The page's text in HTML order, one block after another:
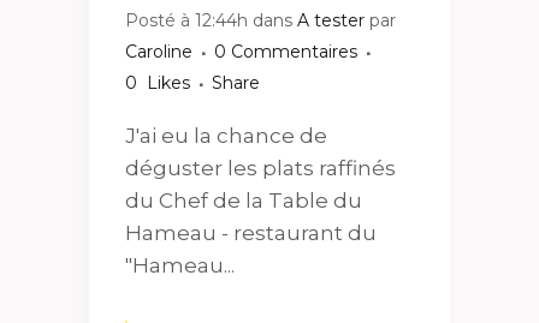
Posté à 12:44h dans A tester par
Caroline
0 Commentaires
0
Likes Share
J'ai eu la chance de
déguster les plats raffinés
du Chef de la Table du
Hameau - restaurant du
"Hameau...